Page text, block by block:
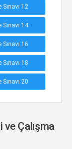
Sınavı 12
Sınavı 14
Sınavı 16
Sınavı 18
Sınavı 20
Çalışma